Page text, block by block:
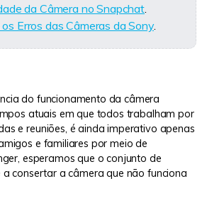
da Câmera no Snapchat.
Erros das Câmeras da Sony.
do funcionamento da câmera
atuais em que todos trabalham por
e reuniões, é ainda imperativo apenas
e familiares por meio de
esperamos que o conjunto de
consertar a câmera que não funciona